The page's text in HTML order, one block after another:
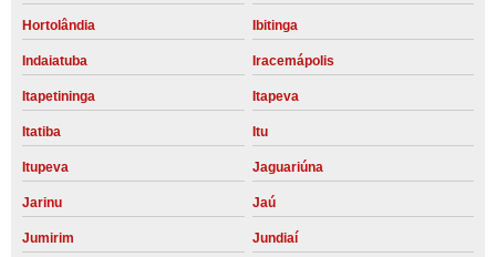
Hortolândia Ibitinga
Indaiatuba Iracemápolis
Itapetininga Itapeva
Itatiba Itu
Itupeva Jaguariúna
Jarinu Jaú
Jumirim Jundiaí